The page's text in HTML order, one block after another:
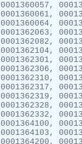
0001360057,
0001360061,
0001360064,
0001362063,
0001362082,
0001362104,
0001362301,
0001362306,
0001362310,
0001362317,
0001362319,
0001362328,
0001362332,
0001364100,
0001364103,
0001364200,